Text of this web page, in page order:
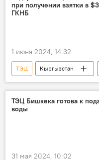
при получении взятки в
ГКНБ
1 июня 2024, 14:32
ТЭЦ Кыргызстан
взятка
задержание
ТЭЦ Бишкека готова к
воды
31 мая 2024, 10:02